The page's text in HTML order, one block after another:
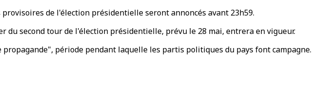
de l'élection présidentielle seront annoncés avant 23h59.
du second tour de l'élection présidentielle, prévu le 28 mai, entrera en vigueur.
période pendant laquelle les partis politiques du pays font campagne.